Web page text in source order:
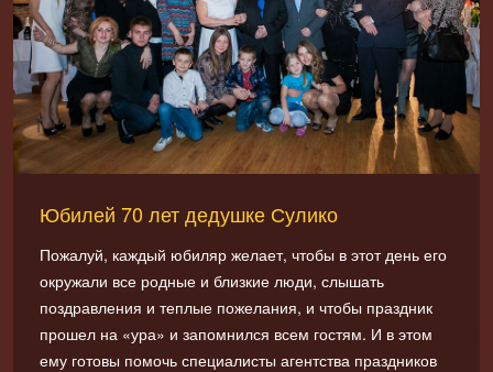
Юбилей 70 лет дедушке Сулико
Пожалуй, каждый юбиляр желает, чтобы в этот день его
окружали все родные и близкие люди, слышать
поздравления и теплые пожелания, и чтобы праздник
прошел на «ура» и запомнился всем гостям. И в этом
ему готовы помочь специалисты агентства праздников